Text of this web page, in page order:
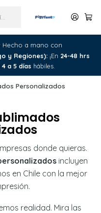
Hecho a mano con
y Regiones): ¡En 24-48 hrs
4 a 5 días hábiles.
Personalizados
donde quieras.
incluyen
en Chile con la mejor
realidad. Mira las